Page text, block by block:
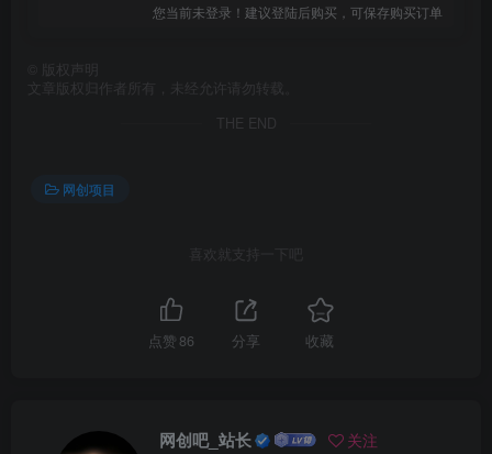
您当前未登录！建议登陆后购买，可保存购买订单
版权声明
文章版权归作者所有，未经允许请勿转载。
THE END
网创项目
喜欢就支持一下吧
点赞 86 分享 收藏
网创吧_站长 关注